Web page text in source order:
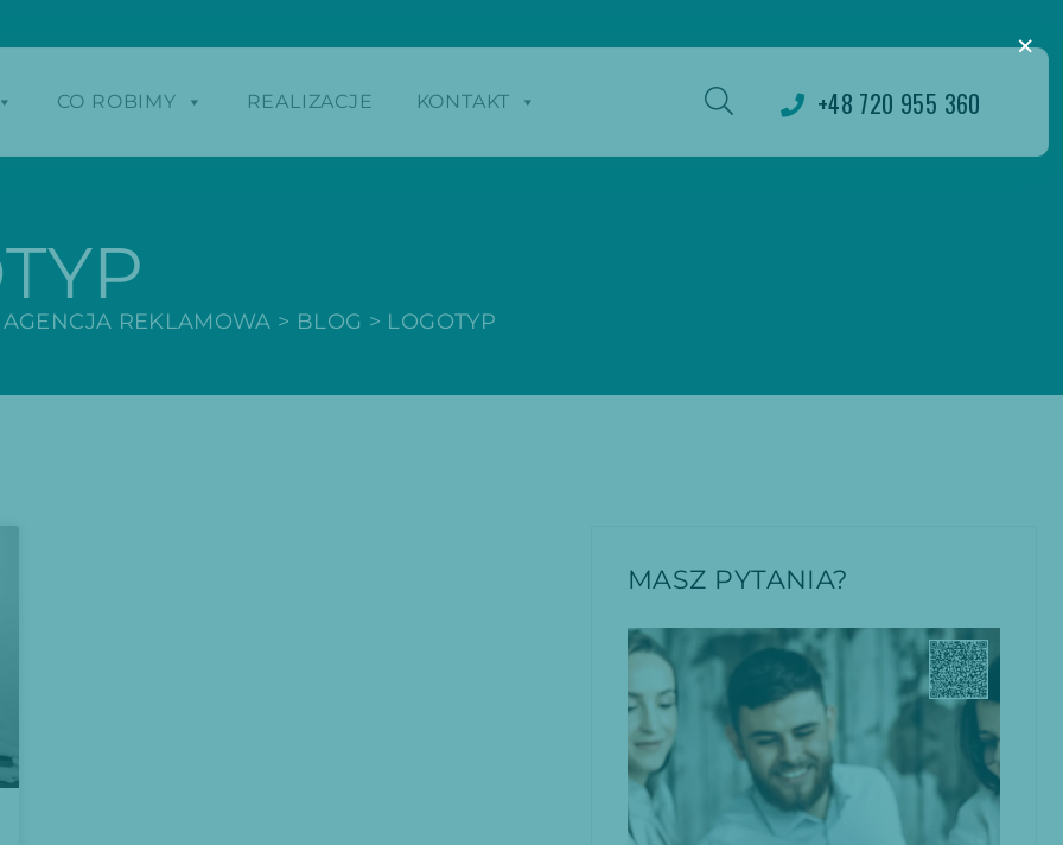
CO ROBIMY REALIZACJE KONTAKT +48 720 955 360
REKLAMOWA > BLOG > LOGOTYP
MASZ PYTANIA?
×